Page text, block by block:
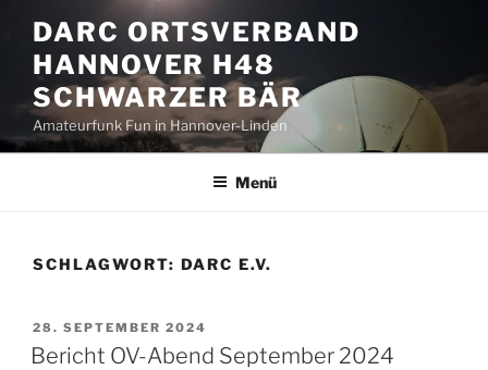
Inhalt
springen
DARC ORTSVERBAND
HANNOVER H48
SCHWARZER BÄR
Amateurfunk Fun in Hannover-Linden
Menü
SCHLAGWORT: DARC E.V.
VERÖFFENTLICHT
AM
28. SEPTEMBER 2024
Bericht OV-Abend September 2024